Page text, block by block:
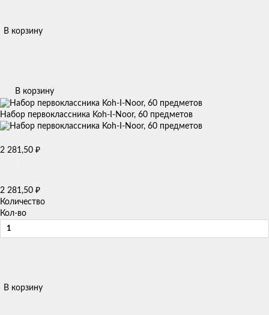
В корзину
В корзину
Набор первоклассника Koh-I-Noor, 60 предметов
2 281,50 ₽
2 281,50 ₽
Количество
Кол-во
В корзину